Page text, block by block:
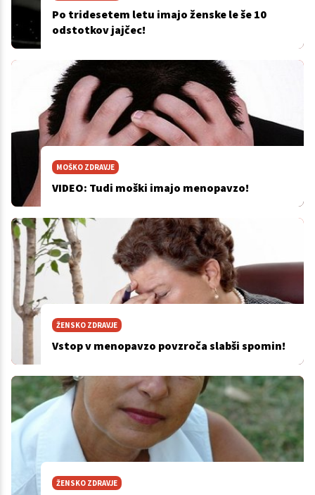
Po tridesetem letu imajo ženske le še 10
odstotkov jajčec!
MOŠKO ZDRAVJE
VIDEO: Tudi moški imajo menopavzo!
ŽENSKO ZDRAVJE
Vstop v menopavzo povzroča slabši spomin!
ŽENSKO ZDRAVJE